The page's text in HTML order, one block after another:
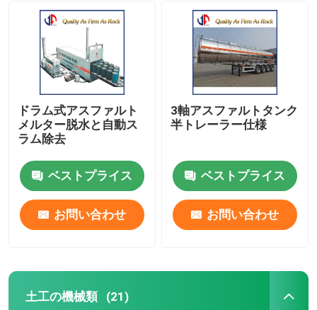
ドラム式アスファルト
メルター脱水と自動ス
ラム除去
ベストプライス
お問い合わせ
3軸アスファルトタンク
半トレーラー仕様
ベストプライス
お問い合わせ
土工の機械類 (21)